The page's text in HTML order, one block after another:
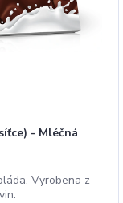
- Mléčná
Vyrobena z